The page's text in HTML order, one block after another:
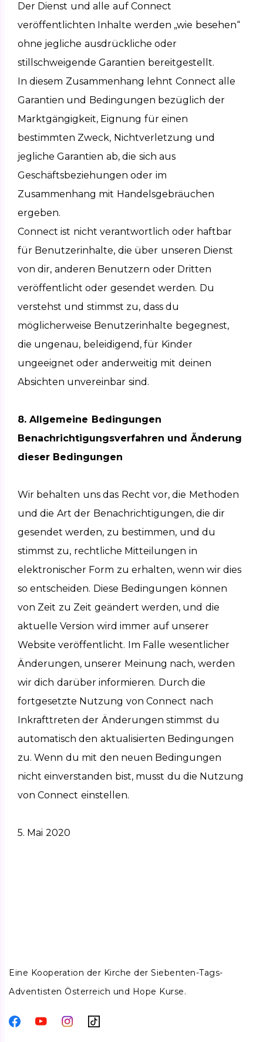
Der Dienst und alle auf Connect
veröffentlichten Inhalte werden „wie besehen“
ohne jegliche ausdrückliche oder
stillschweigende Garantien bereitgestellt.
In diesem Zusammenhang lehnt Connect alle
Garantien und Bedingungen bezüglich der
Marktgängigkeit, Eignung für einen
bestimmten Zweck, Nichtverletzung und
jegliche Garantien ab, die sich aus
Geschäftsbeziehungen oder im
Zusammenhang mit Handelsgebräuchen
ergeben.
Connect ist nicht verantwortlich oder haftbar
für Benutzerinhalte, die über unseren Dienst
von dir, anderen Benutzern oder Dritten
veröffentlicht oder gesendet werden. Du
verstehst und stimmst zu, dass du
möglicherweise Benutzerinhalte begegnest,
die ungenau, beleidigend, für Kinder
ungeeignet oder anderweitig mit deinen
Absichten unvereinbar sind.
8. Allgemeine Bedingungen
Benachrichtigungsverfahren und Änderung
dieser Bedingungen
Wir behalten uns das Recht vor, die Methoden
und die Art der Benachrichtigungen, die dir
gesendet werden, zu bestimmen, und du
stimmst zu, rechtliche Mitteilungen in
elektronischer Form zu erhalten, wenn wir dies
so entscheiden. Diese Bedingungen können
von Zeit zu Zeit geändert werden, und die
aktuelle Version wird immer auf unserer
Website veröffentlicht. Im Falle wesentlicher
Änderungen, unserer Meinung nach, werden
wir dich darüber informieren. Durch die
fortgesetzte Nutzung von Connect nach
Inkrafttreten der Änderungen stimmst du
automatisch den aktualisierten Bedingungen
zu. Wenn du mit den neuen Bedingungen
nicht einverstanden bist, musst du die Nutzung
von Connect einstellen.
5. Mai 2020
Eine Kooperation der Kirche der Siebenten-Tags-
Adventisten Österreich und Hope Kurse.